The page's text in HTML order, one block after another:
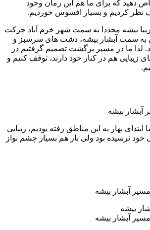
دهید که برای ما هم این زمان وجود
نظر کردیم و بسیار افسوس خوردیم.
زیبا بیشه مجددا به سمت شهر خرم آباد حرکت
به سمت آبشار بیشه، دشت های سرسبز و
لذا ما در مسیر برگشت تصمیم گرفتیم در
زیبایی هم در کنار خود دارند، توقف کنیم و
بیشه
ابتدای بهار به این مناطق رفته بودیم، زیبایی
خود نرسیده بود ولی باز هم بسیار چشم نواز
آبشار بیشه
آبشار بیشه